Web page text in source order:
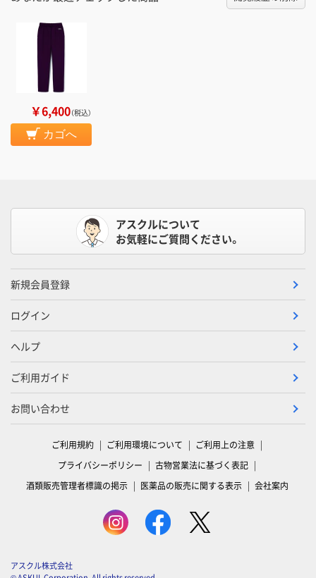
￥6,400（税込）
カゴへ
アスクルについて
お気軽にご質問ください。
新規会員登録
ログイン
ヘルプ
ご利用ガイド
お問い合わせ
ご利用規約 ご利用環境について
ご利用上の注意
プライバシーポリシー
古物営業法に基づく表記
酒類販売管理者標識の掲示
医薬品の販売に関する表示 会社案内
アスクル株式会社